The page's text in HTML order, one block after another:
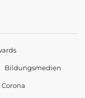
Bildungsmedien
Corona